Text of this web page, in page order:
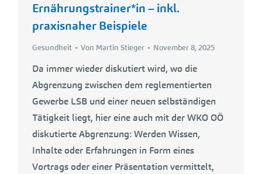
Ernährungstrainer*in – inkl.
praxisnaher Beispiele
Gesundheit Von Martin Stieger November 8, 2025
Da immer wieder diskutiert wird, wo die
Abgrenzung zwischen dem reglementierten
Gewerbe LSB und einer neuen selbständigen
Tätigkeit liegt, hier eine auch mit der WKO OÖ
diskutierte Abgrenzung: Werden Wissen,
Inhalte oder Erfahrungen in Form eines
Vortrags oder einer Präsentation vermittelt,